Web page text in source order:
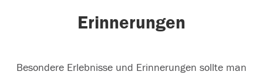
Erinnerungen
Besondere Erlebnisse und Erinnerungen sollte man